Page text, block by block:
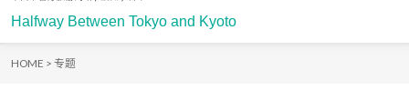
Halfway Between Tokyo and Kyoto
HOME > 专题